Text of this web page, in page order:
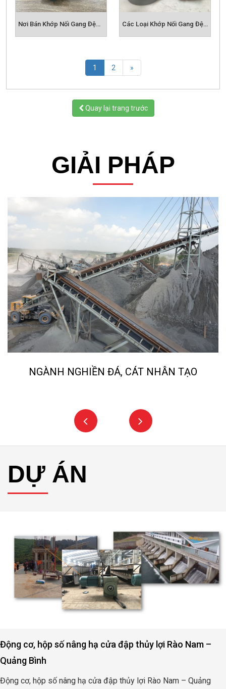
bù sai lệch tâm trục tốt
các loại bơm. máy khuấy hõa chất, máy
trộng thức ăn chăn nuôi, máy sản xuất bia, máy
nghiền,máy phát điện, thiết bị xử lý nước thải,…
Quý khách hàng có thể tham khảo các model/size
Hotline, Email
của chúng tôi hoặc gửi mail để
được đội ngũ kỹ thuật tư vấn báo giá ưu đãi nhất.
Sản phẩm liên quan:
KHỚP NỐI BULONG FCL
KHỚP NỐI GE
KHỚP NỐI XÍCH KC
KHỚP NỐI JAW
KHỚP NỐI NMKHỚP NỐI MH
1 (current)
2 »
Quay lại trang trước
GIẢI PHÁP
NGÀNH NGHIỀN ĐÁ, CÁT NHÂN TẠO
DỰ ÁN
Động cơ, hộp số nâng hạ cửa đập thủy lợi Rào Nam –
Quảng Bình
Động cơ, hộp số nâng hạ cửa đập thủy lợi Rào Nam – Quảng